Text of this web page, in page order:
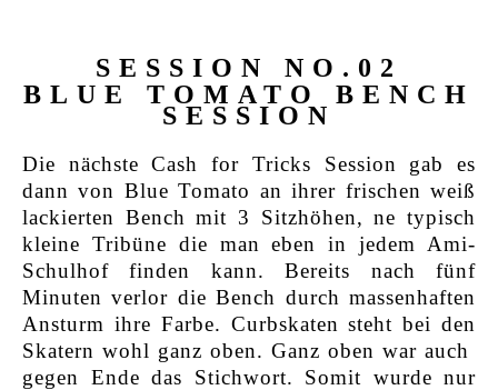
SESSION NO.02
BLUE TOMATO BENCH
SESSION
Die nächste Cash for Tricks Session gab es
dann von Blue Tomato an ihrer frischen weiß
lackierten Bench mit 3 Sitzhöhen, ne typisch
kleine Tribüne die man eben in jedem Ami-
Schulhof finden kann. Bereits nach fünf
Minuten verlor die Bench durch massenhaften
Ansturm ihre Farbe. Curbskaten steht bei den
Skatern wohl ganz oben. Ganz oben war auch
gegen Ende das Stichwort. Somit wurde nur